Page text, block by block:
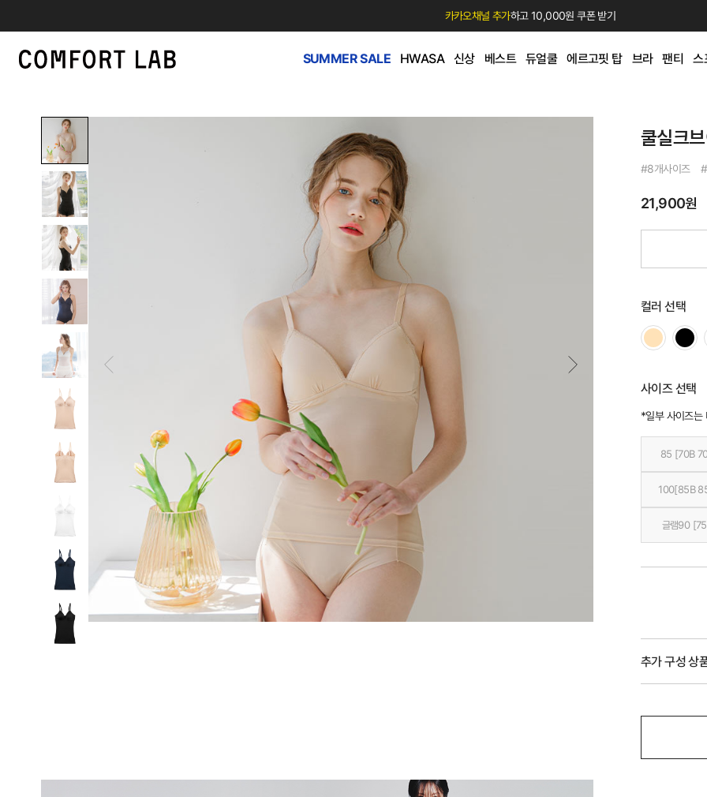
카카오채널 추가하고 10,000원 쿠폰 받기
SUMMER SALE HWASA 신상 베스트 듀얼쿨 에르고핏 탑 브라 팬티 스
쿨실크
#8개사이즈 #
21,900원
컬러 선택
사이즈 선택
*일부 사이즈는
85 [70B
100[85B
글램90
추가 구성 상